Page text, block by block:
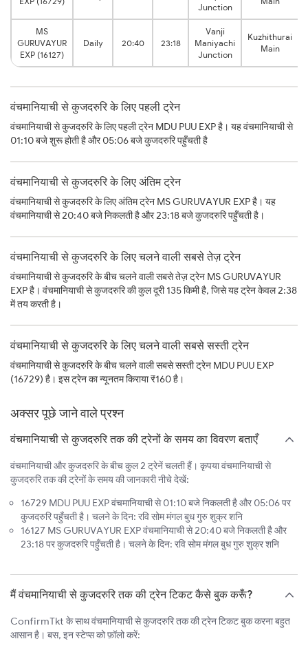
Junction
MS
GURUVAYUR
EXP (16127)
Daily 20:40 23:18
Vanji
Maniyachi
Junction
Kuzhithurai
Main
वंचमानियाची से कुजदरुरि के लिए पहली ट्रेन
वंचमानियाची से कुजदरुरि के लिए पहली ट्रेन MDU PUU EXP है। यह वंचमानियाची से
01:10 बजे शुरू होती है और 05:06 बजे कुजदरुरि पहुँचती है
वंचमानियाची से कुजदरुरि के लिए अंतिम ट्रेन
वंचमानियाची से कुजदरुरि के लिए अंतिम ट्रेन MS GURUVAYUR EXP है। यह
वंचमानियाची से 20:40 बजे निकलती है और 23:18 बजे कुजदरुरि पहुँचती है।
वंचमानियाची से कुजदरुरि के लिए चलने वाली सबसे तेज़ ट्रेन
वंचमानियाची से कुजदरुरि के बीच चलने वाली सबसे तेज़ ट्रेन MS GURUVAYUR
EXP है। वंचमानियाची से कुजदरुरि की कुल दूरी 135 किमी है, जिसे यह ट्रेन केवल 2:38
में तय करती है।
वंचमानियाची से कुजदरुरि के लिए चलने वाली सबसे सस्ती ट्रेन
वंचमानियाची से कुजदरुरि के बीच चलने वाली सबसे सस्ती ट्रेन MDU PUU EXP
(16729) है। इस ट्रेन का न्यूनतम किराया ₹160 है।
अक्सर पूछे जाने वाले प्रश्न
वंचमानियाची से कुजदरुरि तक की ट्रेनों के समय का विवरण बताएँ
वंचमानियाची और कुजदरुरि के बीच कुल 2 ट्रेनें चलती हैं। कृपया वंचमानियाची से
कुजदरुरि तक की ट्रेनों के समय की जानकारी नीचे देखें:
16729 MDU PUU EXP वंचमानियाची से 01:10 बजे निकलती है और 05:06 पर
कुजदरुरि पहुँचती है। चलने के दिन: रवि सोम मंगल बुध गुरु शुक्र शनि
16127 MS GURUVAYUR EXP वंचमानियाची से 20:40 बजे निकलती है और
23:18 पर कुजदरुरि पहुँचती है। चलने के दिन: रवि सोम मंगल बुध गुरु शुक्र शनि
मैं वंचमानियाची से कुजदरुरि तक की ट्रेन टिकट कैसे बुक करूँ?
ConfirmTkt के साथ वंचमानियाची से कुजदरुरि तक की ट्रेन टिकट बुक करना बहुत
आसान है। बस, इन स्टेप्स को फ़ॉलो करें: